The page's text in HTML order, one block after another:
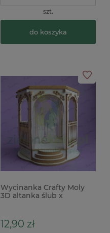
szt.
do koszyka
Wycinanka Crafty Moly
3D altanka ślub x
12,90 zł